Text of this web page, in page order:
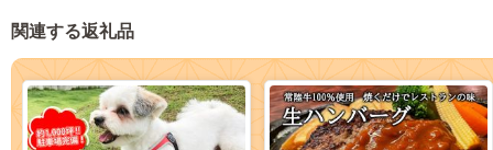
関連する返礼品